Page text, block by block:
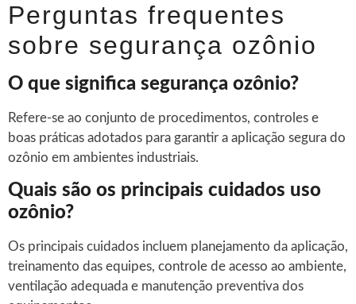
Perguntas frequentes
sobre segurança ozônio
O que significa segurança ozônio?
Refere-se ao conjunto de procedimentos, controles e
boas práticas adotados para garantir a aplicação segura do
ozônio em ambientes industriais.
Quais são os principais cuidados uso
ozônio?
Os principais cuidados incluem planejamento da aplicação,
treinamento das equipes, controle de acesso ao ambiente,
ventilação adequada e manutenção preventiva dos